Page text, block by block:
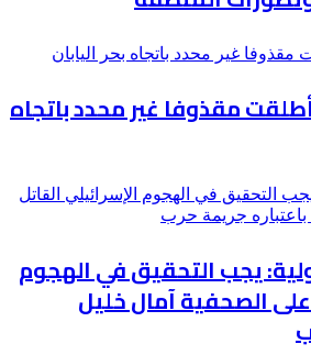
مقذوفا غير محدد باتجاه
يجب التحقيق في الهجوم
على الصحفية آمال خليل